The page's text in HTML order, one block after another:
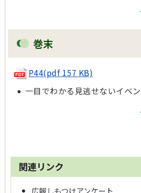
巻末
P44(pdf 157 KB)
一目でわかる見逃せないイベ
関連リンク
広報しもつけアンケート